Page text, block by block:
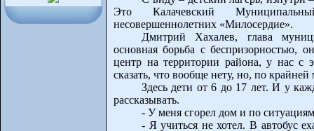
Это Калачевский
несовершеннолетних «Милосердие».
Дмитрий Хахалев, глава
основная борьба с беспризорностью,
центр на территории района, у нас с
сказать, что вообще нету, но, по
Здесь дети от 6 до 17 лет. И у
рассказывать.
- У меня сгорел дом и по
- Я учиться не хотел. В автобус